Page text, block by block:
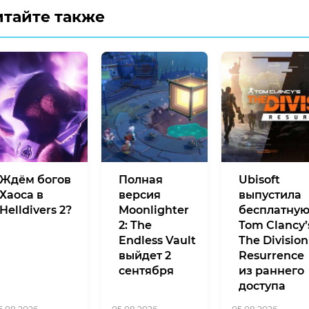
также
Ждём богов
Хаоса в
Helldivers 2?
Полная
версия
Moonlighter
2: The
Endless Vault
выйдет 2
сентября
Ubisoft
выпустила
бесплатную
Tom
The Division
Resurrence
из раннего
доступа